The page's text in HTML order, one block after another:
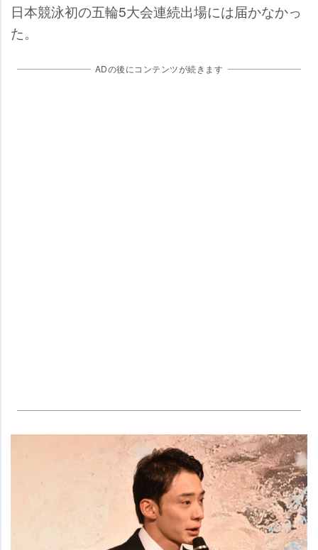
日本競泳初の五輪5大会連続出場には届かなかっ
た。
ADの後にコンテンツが続きます